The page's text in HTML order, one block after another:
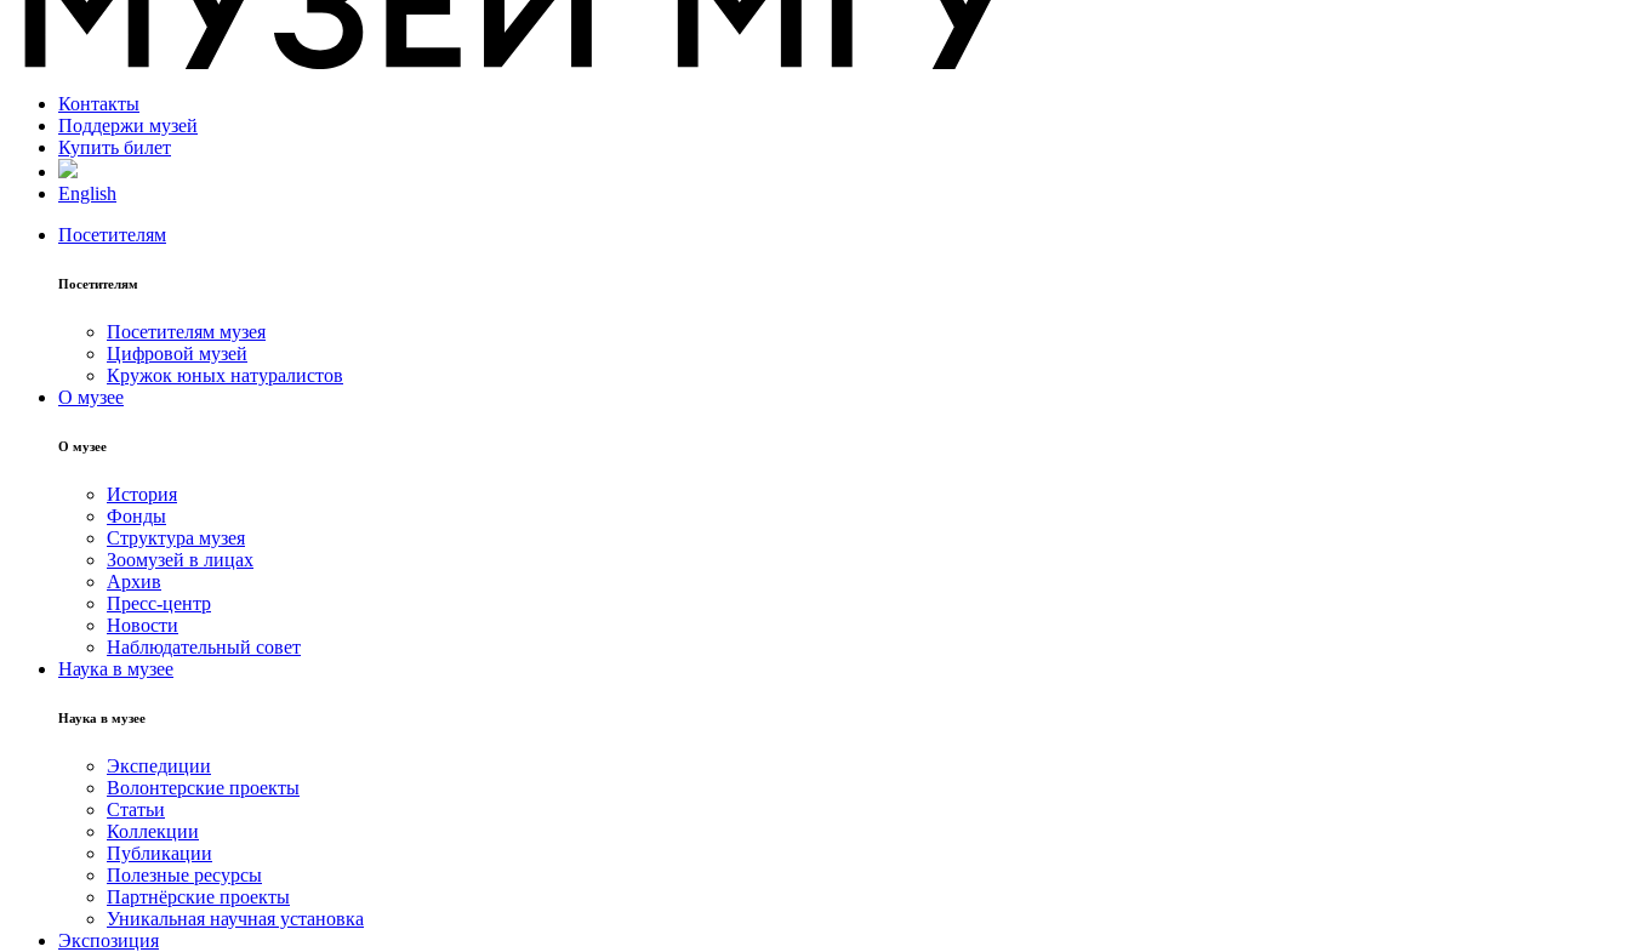
Контакты
Поддержи музей
Купить билет
English
Посетителям
Посетителям
Посетителям музея
Цифровой музей
Кружок юных натуралистов
О музее
О музее
История
Фонды
Структура музея
Зоомузей в лицах
Архив
Пресс-центр
Новости
Наблюдательный совет
Наука в музее
Наука в музее
Экспедиции
Волонтерские проекты
Статьи
Коллекции
Публикации
Полезные ресурсы
Партнёрские проекты
Уникальная научная установка
Экспозиция